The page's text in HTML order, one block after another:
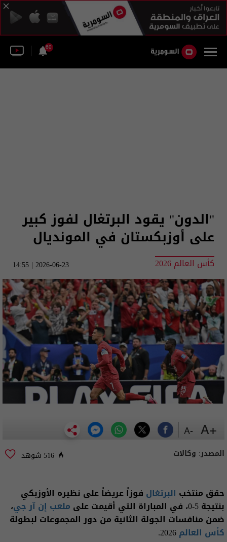
60
"الدون" يقود البرتغال لفوز كبير
على أوزبكستان في المونديال
كأس العالم 2026 2026-06-23 | 14:55
المصدر: وكالات 516 شوهد
حقق منتخب البرتغال فوزاً عريضاً على نظيره الأوزبكي
بنتيجة 5-0، في المباراة التي أقيمت على
ملعب إن آر جي،
ضمن منافسات الجولة الثانية من دور المجموعات لبطولة
كأس العالم
+A
-A